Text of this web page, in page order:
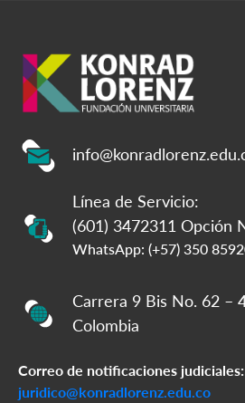
Línea de Servicio:
(601) 3472311 Opción
WhatsApp: (+57) 350
Carrera 9 Bis No. 62 –
Colombia
Correo de notificaciones judiciales:
juridico@konradlorenz.edu.co